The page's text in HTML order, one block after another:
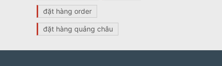
đặt hàng order
đặt hàng quảng châu